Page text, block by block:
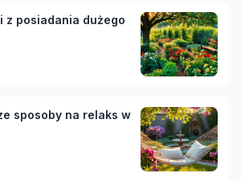
z posiadania dużego
sposoby na relaks w